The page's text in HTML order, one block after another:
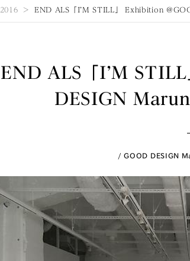
2016 END ALS「I’M STILL」 Exhibition
END ALS「I’M
DESIGN
GOOD DESIGN